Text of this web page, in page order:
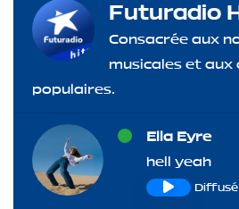
Futuradio
Consacrée aux
musicales et aux
populaires.
Ella Eyre
hell yeah
Diffusé